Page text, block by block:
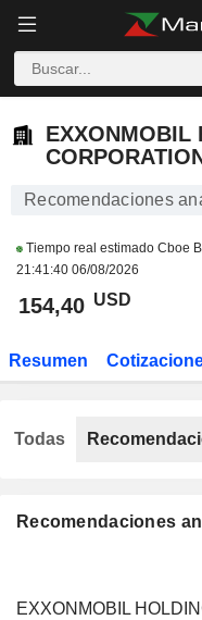
EXXONMOBIL
Recomendaciones
Tiempo real estimado Cboe
21:41:40 06/08/2026
154,40 USD
Resumen
Recomendaciones
EXXONMOBIL
Todas